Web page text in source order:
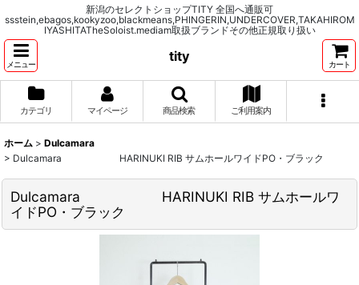
新潟のセレクトショップTITY 全国へ通販可
ssstein,ebagos,kookyzoo,blackmeans,PHINGERIN,UNDERCOVER,TAKAHIROM
IYASHITATheSoloist.mediam取扱ブランドその他正規取り扱い
メニュー
tity
カート
カテゴリ マイページ 商品検索 ご利用案内
ホーム > Dulcamara
> Dulcamara HARINUKI RIB サムホールワイドPO・ブラック
Dulcamara HARINUKI RIB サムホールワ
イドPO・ブラック